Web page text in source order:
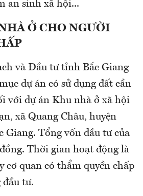
an sinh xã hội...
Ở CHO NGƯỜI
và Đầu tư tỉnh Bắc Giang
dự án có sử dụng đất cần
với dự án Khu nhà ở xã hội
xã Quang Châu, huyện
Giang. Tổng vốn đầu tư của
Thời gian hoạt động là
cơ quan có thẩm quyền chấp
tư.